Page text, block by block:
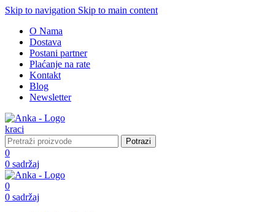
Skip to navigation Skip to main content
O Nama
Dostava
Postani partner
Plaćanje na rate
Kontakt
Blog
Newsletter
Potrazi
0
0 sadržaj
0
0 sadržaj